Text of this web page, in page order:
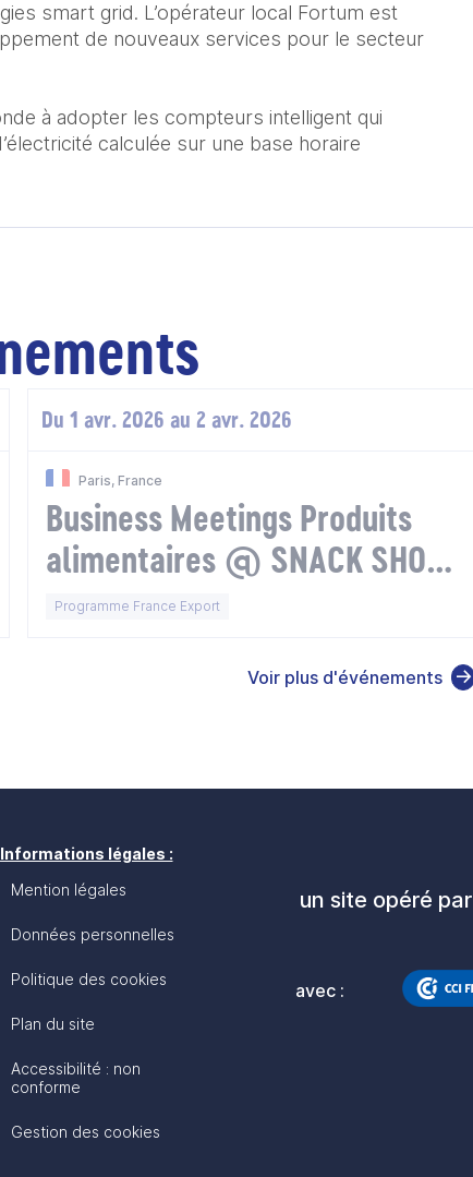
smart grid. L’opérateur local Fortum est
de nouveaux services pour le secteur
à adopter les compteurs intelligent qui
calculée sur une base horaire
Du 1 avr. 2026 au 2 avr. 2026
Paris, France
Business Meetings Produits
alimentaires @ SNACK SHOW
2026 - Europe
Programme France Export
Voir plus d'événements
Informations légales :
Mention légales
Données personnelles
Politique des cookies
Plan du site
Accessibilité : non
conforme
Gestion des cookies
un site opéré par
avec :